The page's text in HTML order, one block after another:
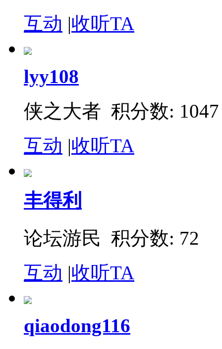
互动 |收听TA
lyy108
侠之大者 积分数: 1047
互动 |收听TA
丰得利
论坛游民 积分数: 72
互动 |收听TA
qiaodong116